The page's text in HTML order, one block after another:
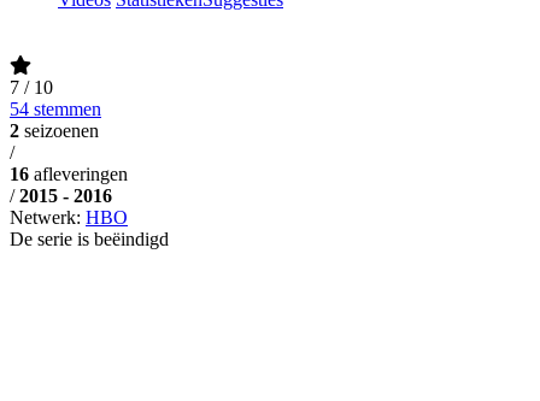
7 / 10
54 stemmen
2 seizoenen
/
16 afleveringen
/ 2015 - 2016
Netwerk: HBO
De serie is beëindigd